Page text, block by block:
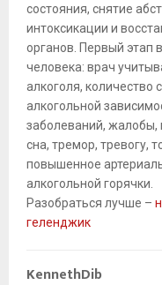
состояния, снятие
интоксикации и
органов. Первый этап
человека: врач
алкоголя, количество
алкогольной
заболеваний, жалобы,
сна, тремор, тревогу,
повышенное
алкогольной горячки.
Разобраться лучше –
геленджик
KennethDib